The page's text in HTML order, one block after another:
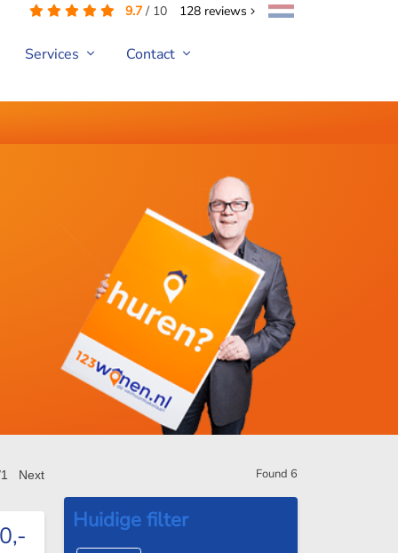
9.7 / 10 128 reviews
Services Contact
1 Next Found6